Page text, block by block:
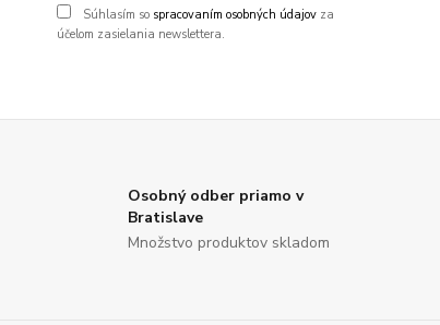
Súhlasím so spracovaním osobných údajov za
účelom zasielania newslettera.
Osobný odber priamo v
Bratislave
Množstvo produktov skladom